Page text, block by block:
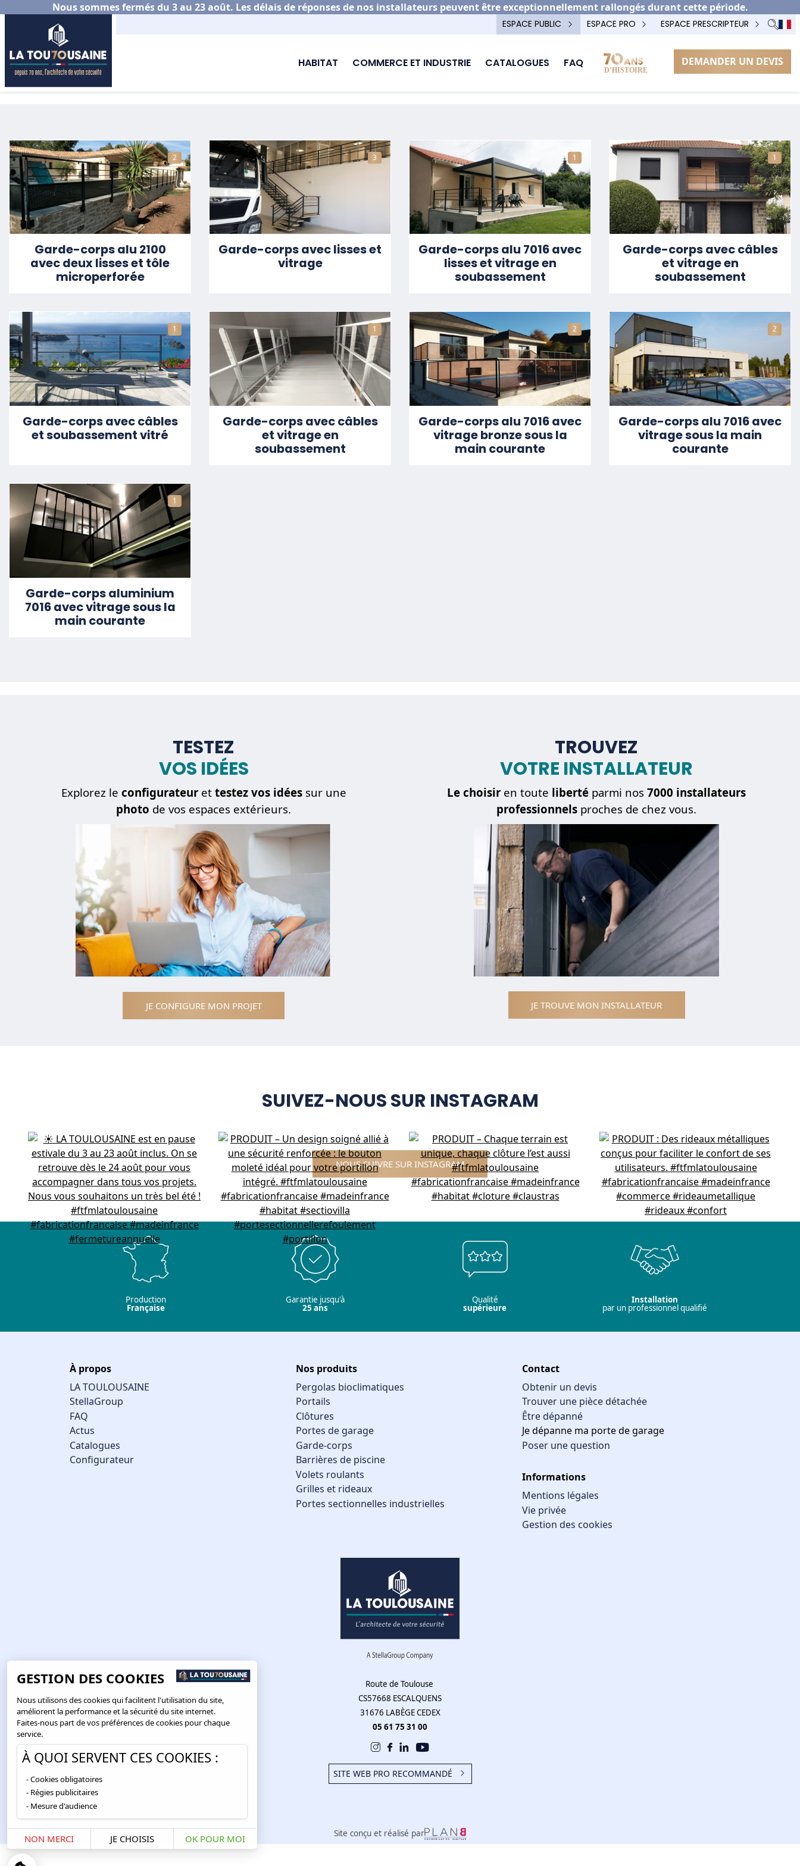
Nous sommes fermés du 3 au 23 août. Les délais de réponses de nos installateurs peuvent être exceptionnellement rallongés durant cette période.
ESPACE PUBLIC ESPACE PRO ESPACE PRESCRIPTEUR
HABITAT COMMERCE ET INDUSTRIE CATALOGUES FAQ DEMANDER UN DEVIS
Accueil Nos réalisations
2
Garde-corps alu 2100
avec deux lisses et tôle
microperforée
3
Garde-corps avec lisses et
vitrage
1
Garde-corps alu 7016 avec
lisses et vitrage en
soubassement
1
Garde-corps avec câbles
et vitrage en
soubassement
1
Garde-corps avec câbles
et soubassement vitré
1
Garde-corps avec câbles
et vitrage en
soubassement
2
Garde-corps alu 7016 avec
vitrage bronze sous la
main courante
2
Garde-corps alu 7016 avec
vitrage sous la main
courante
1
Garde-corps aluminium
7016 avec vitrage sous la
main courante
TESTEZ
VOS IDÉES
Explorez le configurateuret testez vos idéessur une
photo de vos espaces extérieurs.
JE CONFIGURE MON PROJET
TROUVEZ
VOTRE INSTALLATEUR
Le choisir en toute liberté parmi nos 7000 installateurs
professionnels proches de chez vous.
JE TROUVE MON INSTALLATEUR
SUIVEZ-NOUS SUR INSTAGRAM
NOUS SUIVRE SUR INSTAGRAM
Production
Française
Garantie jusqu'à
25 ans
Qualité
supérieure
Installation
par un professionnel qualifié
À propos
LA TOULOUSAINE
StellaGroup
FAQ
Actus
Catalogues
Configurateur
Nos produits
Pergolas bioclimatiques
Portails
Clôtures
Portes de garage
Garde-corps
Barrières de piscine
Volets roulants
Grilles et rideaux
Portes sectionnelles industrielles
Contact
Obtenir un devis
Trouver une pièce détachée
Être dépanné
Je dépanne ma porte de garage
Poser une question
Informations
Mentions légales
Vie privée
Gestion des cookies
Route de Toulouse
CS57668 ESCALQUENS
31676 LABÈGE CEDEX
05 61 75 31 00
SITE WEB PRO RECOMMANDÉ
Site conçu et réalisé par
GESTION DES COOKIES
Nous utilisons des cookies qui facilitent l'utilisation du site,
améliorent la performance et la sécurité du site internet.
Faites-nous part de vos préférences de cookies pour chaque
service.
À QUOI SERVENT CES COOKIES :
Cookies obligatoires
Régies publicitaires
Mesure d'audience
NON MERCI JE CHOISIS OK POUR MOI